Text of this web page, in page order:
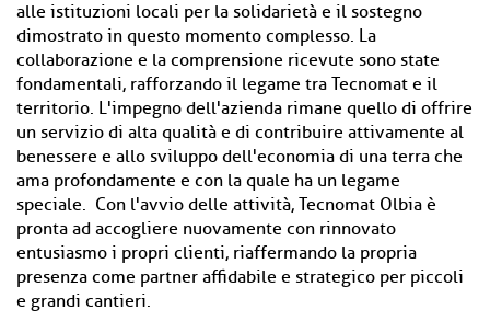
alle istituzioni locali per la solidarietà e il sostegno
dimostrato in questo momento complesso. La
collaborazione e la comprensione ricevute sono state
fondamentali, rafforzando il legame tra Tecnomat e il
territorio. L'impegno dell'azienda rimane quello di offrire
un servizio di alta qualità e di contribuire attivamente al
benessere e allo sviluppo dell'economia di una terra che
ama profondamente e con la quale ha un legame
speciale. Con l'avvio delle attività, Tecnomat Olbia è
pronta ad accogliere nuovamente con rinnovato
entusiasmo i propri clienti, riaffermando la propria
presenza come partner affidabile e strategico per piccoli
e grandi cantieri.